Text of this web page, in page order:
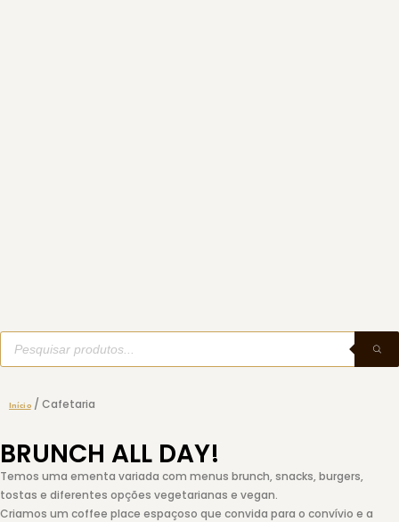
Início/ Cafetaria
BRUNCH ALL DAY!
Temos uma ementa variada com menus brunch, snacks, burgers,
tostas e diferentes opções vegetarianas e vegan.
Criamos um coffee place espaçoso que convida para o convívio e a